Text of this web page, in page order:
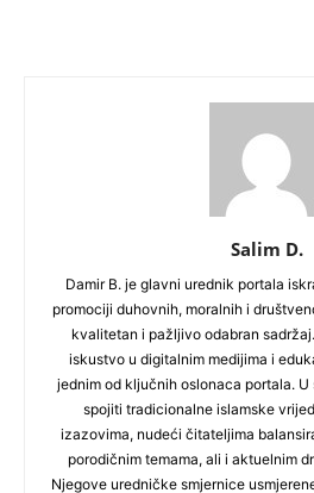
Salim D.
Damir B. je glavni urednik portala
promociji duhovnih, moralnih i
kvalitetan i pažljivo odabran
iskustvo u digitalnim medijima i
jednim od ključnih oslonaca portala. U
spojiti tradicionalne islamske
izazovima, nudeći čitateljima
porodičnim temama, ali i aktuelnim
Njegove uredničke smjernice